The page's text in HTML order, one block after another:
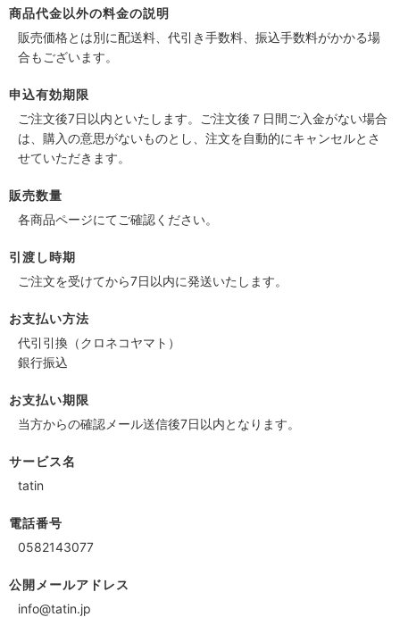
商品代金以外の料金の説明
販売価格とは別に配送料、代引き手数料、振込手数料がかかる場
合もございます。
申込有効期限
ご注文後7日以内といたします。ご注文後７日間ご入金がない場合
は、購入の意思がないものとし、注文を自動的にキャンセルとさ
せていただきます。
販売数量
各商品ページにてご確認ください。
引渡し時期
ご注文を受けてから7日以内に発送いたします。
お支払い方法
代引引換（クロネコヤマト）
銀行振込
お支払い期限
当方からの確認メール送信後7日以内となります。
サービス名
tatin
電話番号
0582143077
公開メールアドレス
info@tatin.jp